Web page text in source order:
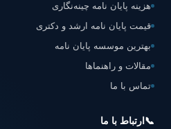
هزینه پایان نامه چینه‌نگاری
قیمت پایان نامه ارشد و دکتری
بهترین موسسه پایان نامه
مقالات و راهنماها
تماس با ما
📞 ارتباط با ما